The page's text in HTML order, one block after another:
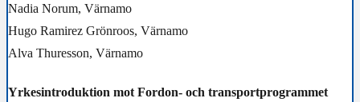
Nadia Norum, Värnamo
Hugo Ramirez Grönroos, Värnamo
Alva Thuresson, Värnamo
Yrkesintroduktion mot Fordon- och transportprogrammet